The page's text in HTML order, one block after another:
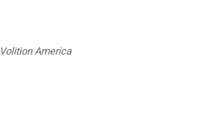
Volition America